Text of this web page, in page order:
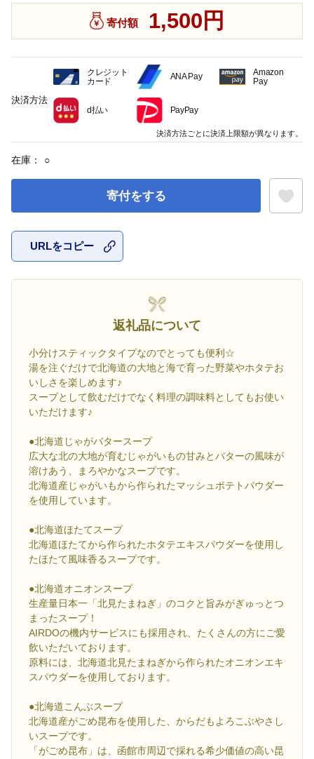
寄付額 1,500円
在庫： ○
寄付をする
URLをコピー
返礼品について
小分けスティックタイプなのでとっても便利☆
湯を注ぐだけで北海道の大地と海で育った野菜やホタテお
いしさを楽しめます♪
スープとして飲むだけでなく料理の調味料としてもお使い
いただけます♪
●北海道じゃがバタースープ
広大な北の大地が育むじゃがいもの甘みとバターの風味が
溶けあう、まろやかなスープです。
北海道産じゃがいもから作られたマッシュポテトパウダー
を使用しています。
●北海道ほたてスープ
北海道ほたてから作られたホタテエキスパウダーを使用し
たほたて風味香るスープです。
●北海道オニオンスープ
生産量日本一「北見たまねぎ」のコクと旨みがぎゅっとつ
まったスープ！
AIRDOの機内サービスにも採用され、たくさんの方にご愛
飲いただいております。
原料には、北海道北見たまねぎから作られたオニオンエキ
スパウダーを使用しております。
●北海道こんぶスープ
北海道産がごめ昆布を使用した、からだもよろこぶやさし
いスープです。
「がごめ昆布」は、函館市周辺で採れる希少価値の高い昆
決済方法
クレジット
カード
ANA Pay
Amazon
Pay
d払い PayPay
決済方法ごとに決済上限額が異なります。